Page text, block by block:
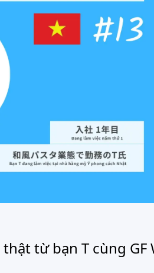
từ bạn T cùng GF